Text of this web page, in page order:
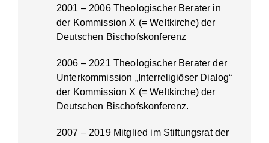
2001 – 2006 Theologischer Berater in
der Kommission X (= Weltkirche) der
Deutschen Bischofskonferenz
2006 – 2021 Theologischer Berater der
Unterkommission „Interreligiöser Dialog“
der Kommission X (= Weltkirche) der
Deutschen Bischofskonferenz.
2007 – 2019 Mitglied im Stiftungsrat der